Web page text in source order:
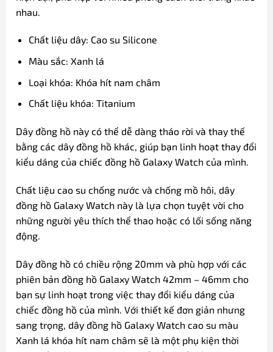
nhau.
Chất liệu dây: Cao su Silicone
Màu sắc: Xanh lá
Loại khóa: Khóa hít nam châm
Chất liệu khóa: Titanium
Dây đồng hồ này có thể dễ dàng tháo rời và thay thế
bằng các dây đồng hồ khác, giúp bạn linh hoạt thay đổi
kiểu dáng của chiếc đồng hồ Galaxy Watch của mình.
Chất liệu cao su chống nước và chống mồ hôi, dây
đồng hồ Galaxy Watch này là lựa chọn tuyệt vời cho
những người yêu thích thể thao hoặc có lối sống năng
động.
Dây đồng hồ có chiều rộng 20mm và phù hợp với các
phiên bản đồng hồ Galaxy Watch 42mm – 46mm cho
bạn sự linh hoạt trong việc thay đổi kiểu dáng của
chiếc đồng hồ của mình. Với thiết kế đơn giản nhưng
sang trọng, dây đồng hồ Galaxy Watch cao su màu
Xanh lá khóa hít nam châm sẽ là một phụ kiện thời